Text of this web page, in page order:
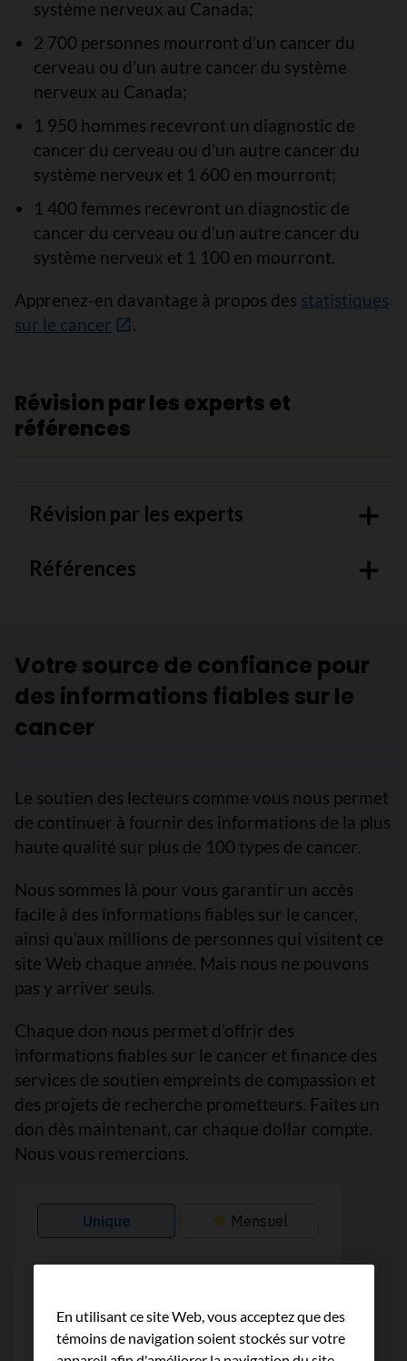
système nerveux au Canada;
2 700 personnes mourront d’un cancer du
cerveau ou d’un autre cancer du système
nerveux au Canada;
1 950 hommes recevront un diagnostic de
cancer du cerveau ou d’un autre cancer du
système nerveux et 1 600 en mourront;
1 400 femmes recevront un diagnostic de
cancer du cerveau ou d’un autre cancer du
système nerveux et 1 100 en mourront.
Apprenez-en davantage à propos des statistiques
sur le cancer
.
Révision par les experts et
références
Révision par les experts
Références
Votre source de confiance pour
des informations fiables sur le
cancer
Le soutien des lecteurs comme vous nous permet
de continuer à fournir des informations de la plus
haute qualité sur plus de 100 types de cancer.
Nous sommes là pour vous garantir un accès
facile à des informations fiables sur le cancer,
ainsi qu’aux millions de personnes qui visitent ce
site Web chaque année. Mais nous ne pouvons
pas y arriver seuls.
Chaque don nous permet d’offrir des
informations fiables sur le cancer et finance des
services de soutien empreints de compassion et
des projets de recherche prometteurs. Faites un
don dès maintenant, car chaque dollar compte.
Nous vous remercions.
En utilisant ce site Web, vous acceptez que des
témoins de navigation soient stockés sur votre